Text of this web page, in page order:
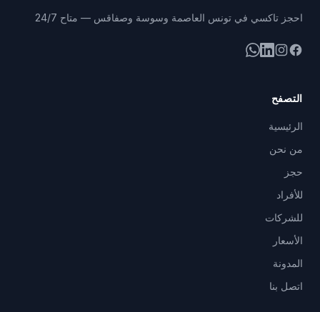
احجز تاكسي في تونس العاصمة وسوسة وصفاقس — متاح 24/7
فيسبوك
إنستغرام
لينكد إن
واتساب
التصفح
الرئيسية
من نحن
حجز
للأفراد
للشركات
الأسعار
المدونة
اتصل بنا